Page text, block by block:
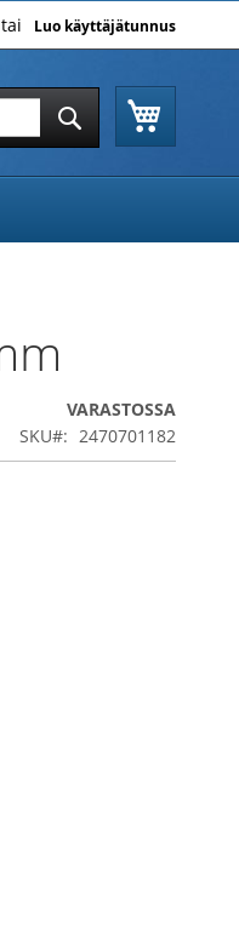
Luo käyttäjätunnus
VARASTOSSA
SKU
2470701182